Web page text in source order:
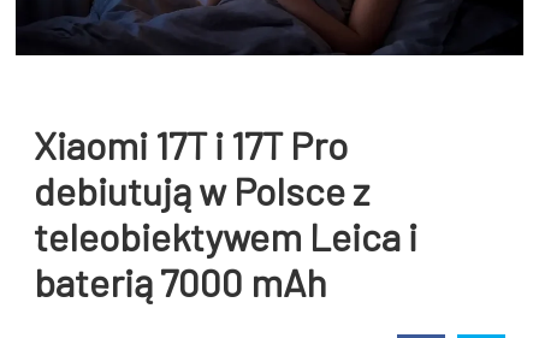
Xiaomi 17T i 17T Pro
debiutują w Polsce z
teleobiektywem Leica i
baterią 7000 mAh